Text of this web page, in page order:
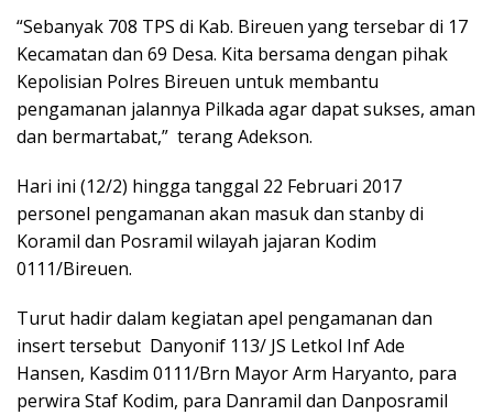
“Sebanyak 708 TPS di Kab. Bireuen yang tersebar di 17
Kecamatan dan 69 Desa. Kita bersama dengan pihak
Kepolisian Polres Bireuen untuk membantu
pengamanan jalannya Pilkada agar dapat sukses, aman
dan bermartabat,” terang Adekson.
Hari ini (12/2) hingga tanggal 22 Februari 2017
personel pengamanan akan masuk dan stanby di
Koramil dan Posramil wilayah jajaran Kodim
0111/Bireuen.
Turut hadir dalam kegiatan apel pengamanan dan
insert tersebut Danyonif 113/ JS Letkol Inf Ade
Hansen, Kasdim 0111/Brn Mayor Arm Haryanto, para
perwira Staf Kodim, para Danramil dan Danposramil